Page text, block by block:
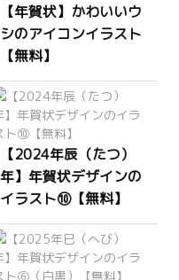
【年賀状】かわいいウ
シのアイコンイラスト
【無料】
【2024年辰（たつ）
年】年賀状デザインの
イラスト⑩【無料】